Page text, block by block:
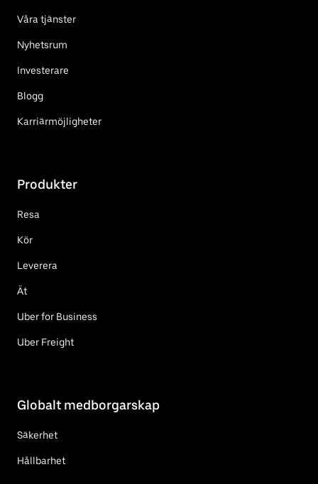
Våra tjänster
Nyhetsrum
Investerare
Blogg
Karriärmöjligheter
Produkter
Resa
Kör
Leverera
Ät
Uber for Business
Uber Freight
Globalt medborgarskap
Säkerhet
Hållbarhet